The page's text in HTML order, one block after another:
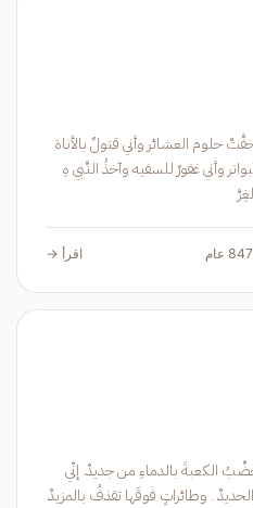
لقد علمت زوراء دجلة أنني وقورٌ إذا خفَّتْ حلوم العشائر وأني قتولٌ بالأناة
إذا نبتْ صدور العوالي والسيوف البواتر وأني غفورٌ للسفيه وآخذُ النَّبي هِ
اقرأ →
الكعبةَ بالدماءِ من جديدْ. إنّي
. وطائراتٍ فوقَها تقذفُ بالمزيدْ